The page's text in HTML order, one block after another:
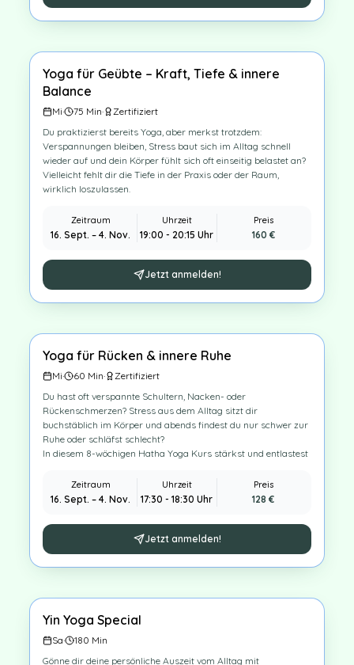
gibst deinem System Zeit, wirklich zu regenerieren.
Du gehst ruhiger, entspannter und erholter aus jeder
neuer innerer Stabilität.
Kasse)
Krankenkasse
Yoga für Geübte – Kraft, Tiefe & innere
Balance
Mi· 75 Min·
Zertifiziert
Du praktizierst bereits Yoga, aber merkst trotzdem:
Verspannungen bleiben, Stress baut sich im Alltag schnell
wieder auf und dein Körper fühlt sich oft einseitig belastet an?
Vielleicht fehlt dir die Tiefe in der Praxis oder der Raum,
wirklich loszulassen.
weiter: Du verfeinerst deine Ausrichtung, stärkst gezielt deinen
Körper und vertiefst deine Praxis durch achtsame, fordernde
Stabilität, Beweglichkeit und innere Ruhe – auf und neben der
Die 75-minütigen Einheiten geben dir Zeit für präzise Praxis,
bewusste Atmung und tiefe Entspannung, damit du nachhaltig
Du gehst mit mehr Klarheit, Körperbewusstsein und echter
Bis zu 80 % Kostenübernahme durch die Krankenkasse
möglich!
Zeitraum
16. Sept. –4. Nov.
Uhrzeit
19:00 - 20:15 Uhr
Preis
160 €
Jetzt anmelden!
Krankenkasse
Yoga für Rücken & innere Ruhe
Mi· 60 Min·
Zertifiziert
Du hast oft verspannte Schultern, Nacken- oder
Rückenschmerzen? Stress aus dem Alltag sitzt dir
buchstäblich im Körper und abends findest du nur schwer zur
Ruhe oder schläfst schlecht?
In diesem 8-wöchigen Hatha Yoga Kurs stärkst und entlastest
Durch ruhige, achtsame Übungen bringst du Körper und
Nervensystem wieder in Balance.
spürbar ruhiger – mit mehr Leichtigkeit im Alltag und
Bis zu 80 % Kostenübernahme durch die Krankenkasse
möglich
Zeitraum
16. Sept. –4. Nov.
Uhrzeit
17:30 - 18:30 Uhr
Preis
128 €
Jetzt anmelden!
Yin Yoga Special
Sa· 180 Min
Gönne dir deine persönliche Auszeit vom Alltag mit